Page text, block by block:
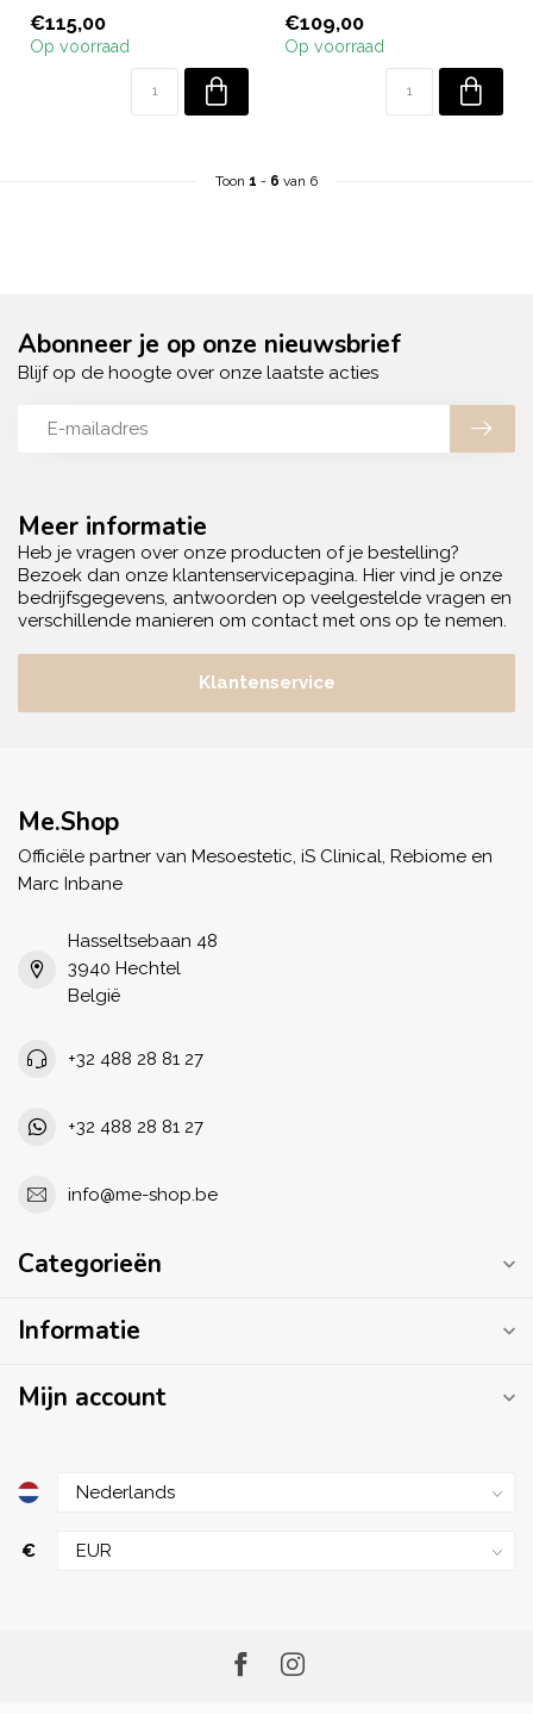
tegen UVA/U...
€115,00
Op voorraad
€109,00
Op voorraad
Toon 1 - 6 van 6
Meer informatie
Heb je vragen over onze producten of je bestelling?
Bezoek dan onze klantenservicepagina. Hier vind je onze
bedrijfsgegevens, antwoorden op veelgestelde vragen en
verschillende manieren om contact met ons op te nemen.
Klantenservice
Abonneer je op onze nieuwsbrief
Blijf op de hoogte over onze laatste acties
Me.Shop
Officiële partner van Mesoestetic, iS Clinical, Rebiome en
Marc Inbane
Hasseltsebaan 48
3940 Hechtel
België
+32 488 28 81 27
+32 488 28 81 27
info@me-shop.be
Categorieën
Informatie
Mijn account
€